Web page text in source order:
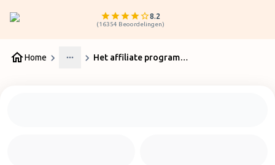
8.2
(16354 Beoordelingen)
Home
More
Het affiliate programma van ParkMundo